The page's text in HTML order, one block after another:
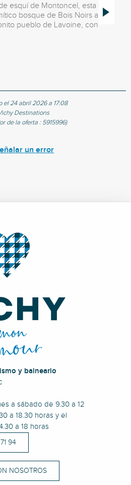
esquí de Montoncel, esta ruta
bosque de Bois Noirs antes
pueblo de Lavoine, con
el 24 abril 2026 a 17:08
Destinations
de la oferta :5915996)
un error
y balneario
a sábado de 9.30 a 12
a 18.30 horas y el
a 18 horas
94
NOSOTROS